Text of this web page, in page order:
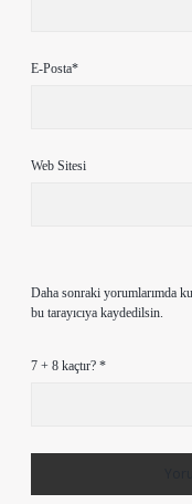
E-Posta*
Web Sitesi
Daha sonraki yorumlarımda
bu tarayıcıya kaydedilsin.
7 + 8 kaçtır? *